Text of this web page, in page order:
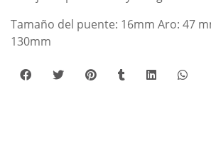
Tamaño del puente: 16mm Aro: 47
130mm